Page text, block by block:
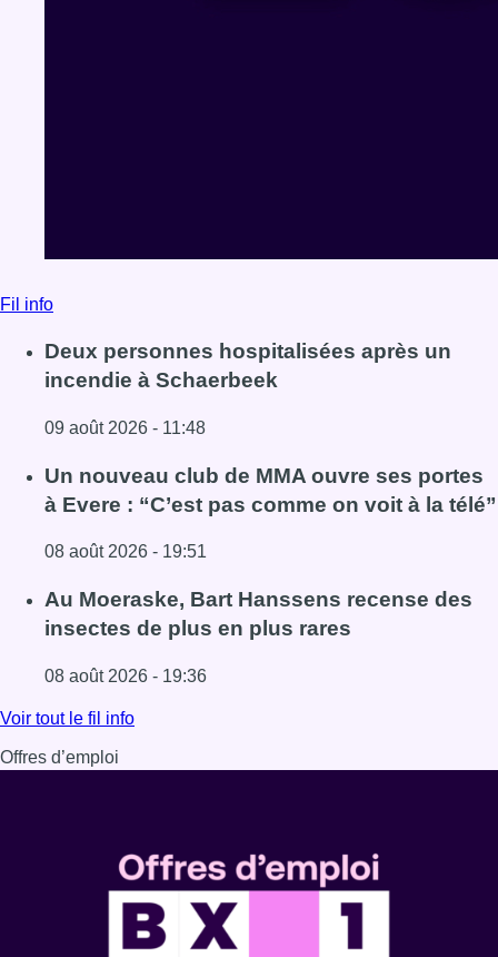
Fil info
Deux personnes hospitalisées après un
incendie à Schaerbeek
09 août 2026 - 11:48
Lire l'article Deux personnes hospitalisées après un
Un nouveau club de MMA ouvre ses portes
à Evere : “C’est pas comme on voit à la télé”
08 août 2026 - 19:51
Lire l'article Un nouveau club de MMA ouvre ses portes à
Au Moeraske, Bart Hanssens recense des
insectes de plus en plus rares
08 août 2026 - 19:36
Lire l'article Au Moeraske, Bart Hanssens recense des
Voir tout le fil info
Offres d’emploi